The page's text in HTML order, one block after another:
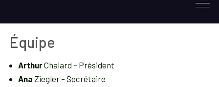
Équipe
ArthurChalard – Président
Ana Ziegler – Secrétaire